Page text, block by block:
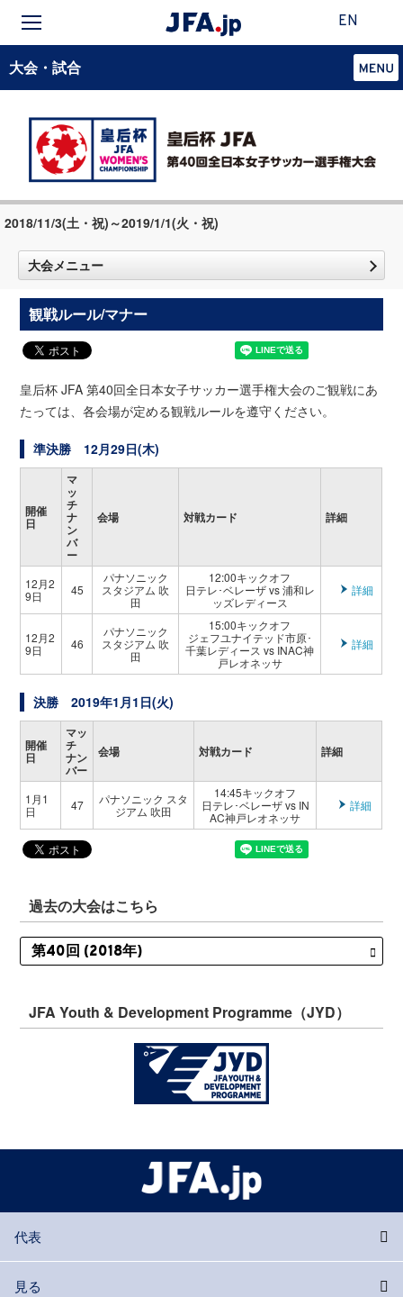
EN
大会・試合
2018/11/3(土・祝)～2019/1/1(火・祝)
大会メニュー
観戦ルール/マナー
皇后杯 JFA 第40回全日本女子サッカー選手権大会のご観戦にあ
たっては、各会場が定める観戦ルールを遵守ください。
準決勝 12月29日(木)
開催
日
マ
ッ
チ
ナ
ン
バ
ー
会場 対戦カード 詳細
12月2
9日
45
パナソニック
スタジアム 吹
田
12:00キックオフ
日テレ･ベレーザ vs 浦和レ
ッズレディース
詳細
12月2
9日
46
パナソニック
スタジアム 吹
田
15:00キックオフ
ジェフユナイテッド市原･
千葉レディース vs INAC神
戸レオネッサ
詳細
決勝 2019年1月1日(火)
開催
日
マッ
チ
ナン
バー
会場 対戦カード 詳細
1月1
日
47
パナソニック スタ
ジアム 吹田
14:45キックオフ
日テレ･ベレーザ vs IN
AC神戸レオネッサ
詳細
過去の大会はこちら
JFA Youth & Development Programme（JYD）
代表
見る